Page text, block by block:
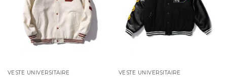
VESTE UNIVERSITAIRE VESTE UNIVERSITAIRE